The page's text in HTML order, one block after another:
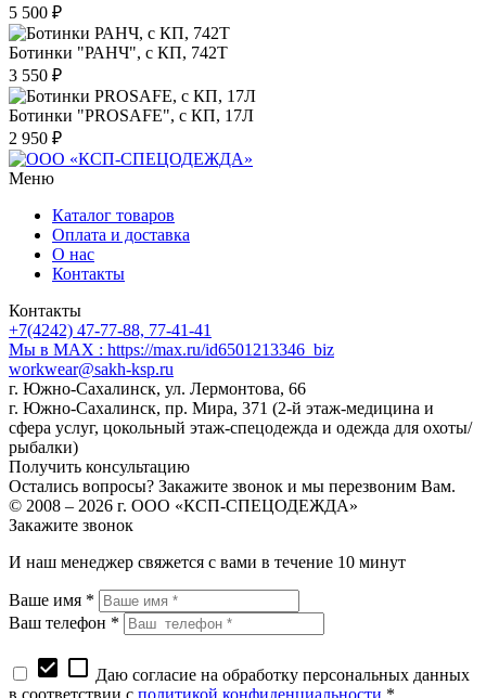
5 500 ₽
Ботинки "РАНЧ", с КП, 742Т
3 550 ₽
Ботинки "PROSAFE", с КП, 17Л
2 950 ₽
Меню
Каталог товаров
Оплата и доставка
О нас
Контакты
Контакты
+7(4242) 47-77-88, 77-41-41
Мы в MAX : https://max.ru/id6501213346_biz
workwear@sakh-ksp.ru
г. Южно-Сахалинск, ул. Лермонтова, 66
г. Южно-Сахалинск, пр. Мира, 371 (2-й этаж-медицина и
сфера услуг, цокольный этаж-спецодежда и одежда для охоты/
рыбалки)
Получить консультацию
Остались вопросы? Закажите звонок и мы перезвоним Вам.
© 2008 – 2026 г. ООО «КСП-СПЕЦОДЕЖДА»
Закажите звонок
И наш менеджер свяжется с вами в течение 10 минут
Ваше имя *
Ваш телефон *
check_box check_box_outline_blank Даю согласие на обработку персональных данных
в соответствии с политикой конфиденциальности *